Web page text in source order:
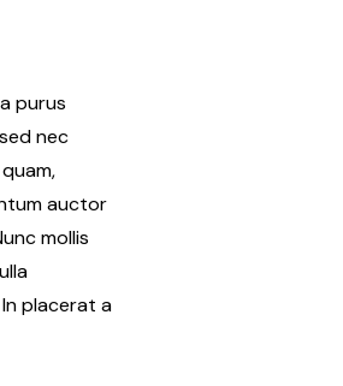
purus
nec
auctor
mollis
placerat a